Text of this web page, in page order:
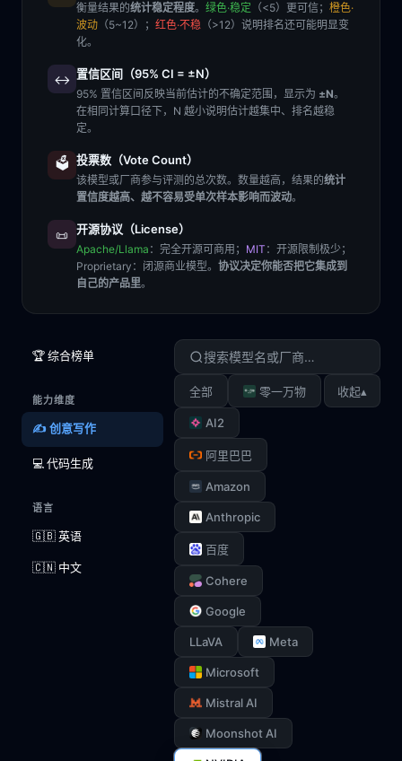
衡量结果的统计稳定程度。 绿色·稳定 （<5）更可信； 橙色·
波动 （5~12）； 红色·不稳 （>12）说明排名还可能明显变
化。
↔️ 置信区间（95% CI = ±N）
95% 置信区间反映当前估计的不确定范围，显示为 ±N。
在相同计算口径下，N 越小说明估计越集中、排名越稳
定。
🗳️ 投票数（Vote Count）
该模型或厂商参与评测的总次数。数量越高，结果的统计
置信度越高、越不容易受单次样本影响而波动。
📜 开源协议（License）
Apache/Llama ：完全开源可商用； MIT ：开源限制极少；
Proprietary ：闭源商业模型。 协议决定你能否把它集成到
自己的产品里。
🏆 综合榜单
能力维度
✍️ 创意写作
💻 代码生成
语言
🇬🇧 英语
🇨🇳 中文
全部 零一万物
AI2
阿里巴巴
Amazon
Anthropic
百度
Cohere
Google
LLaVA Meta
Microsoft
Mistral AI
Moonshot AI
收起▴